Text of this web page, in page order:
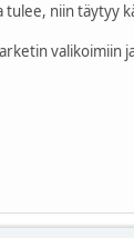
tulee, niin täytyy
valikoimiin